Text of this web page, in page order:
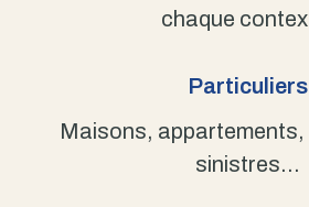
chaque
Particuliers
Maisons,
sinistres…